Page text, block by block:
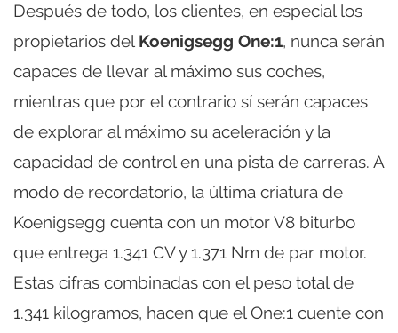
Después de todo, los clientes, en especial los
propietarios del Koenigsegg One:1, nunca serán
capaces de llevar al máximo sus coches,
mientras que por el contrario sí serán capaces
de explorar al máximo su aceleración y la
capacidad de control en una pista de carreras. A
modo de recordatorio, la última criatura de
Koenigsegg cuenta con un motor V8 biturbo
que entrega 1.341 CV y 1.371 Nm de par motor.
Estas cifras combinadas con el peso total de
1.341 kilogramos, hacen que el One:1 cuente con